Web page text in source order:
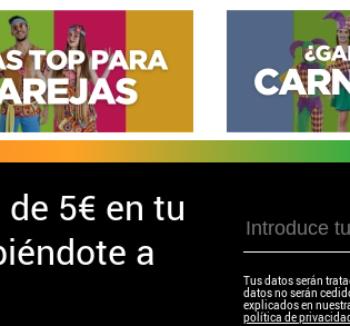
5€ en tu
a
Tus datos serán
datos no serán
explicados en
política de